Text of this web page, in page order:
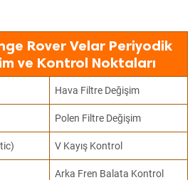
Rover Velar Periyodik
ve Kontrol Noktaları
Hava Filtre Değişim
Polen Filtre Değişim
V Kayış Kontrol
Arka Fren Balata Kontrol